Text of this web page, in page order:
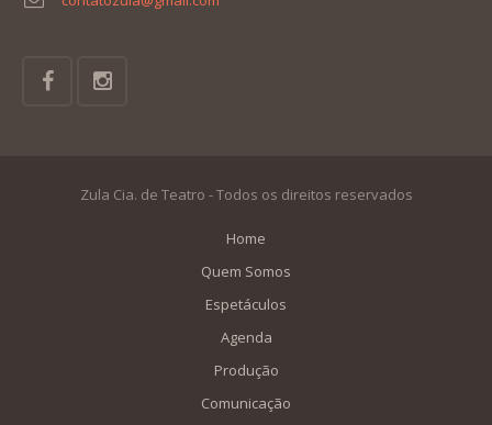
Zula Cia. de Teatro - Todos os direitos reservados
Home
Quem Somos
Espetáculos
Agenda
Produção
Comunicação